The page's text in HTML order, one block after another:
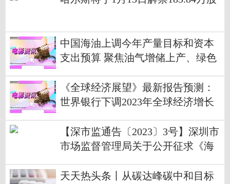
中国海油上调今年产量目标和资本
支出预算 聚焦油气增储上产、绿色
《全球经济展望》最新报告预测：
世界银行下调2023年全球经济增长
【深市监通告〔2023〕3号】深圳市
市场监督管理局关于公开征求《海
见的通告
天天热头条丨从碳达峰碳中和目标